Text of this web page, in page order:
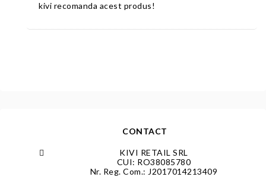
kivi recomanda acest produs!
CONTACT
KIVI RETAIL SRL
CUI: RO38085780
Nr. Reg. Com.: J2017014213409